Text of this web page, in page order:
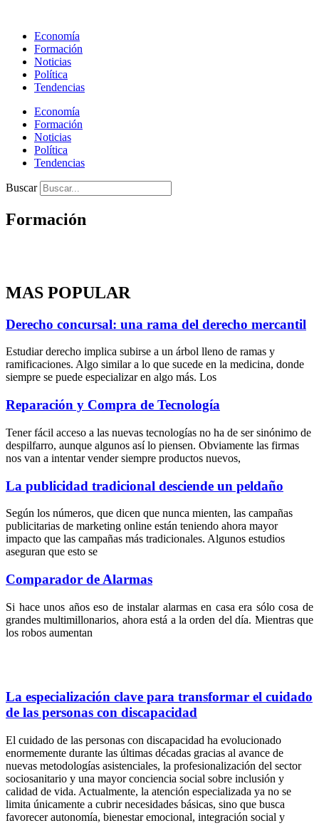
contenidoEconomía
Formación
Noticias
Política
Tendencias
Economía
Formación
Noticias
Política
Tendencias
Buscar
Formación
MAS POPULAR
Derecho concursal: una rama del derecho mercantil
Estudiar derecho implica subirse a un árbol lleno de ramas y
ramificaciones. Algo similar a lo que sucede en la medicina, donde
siempre se puede especializar en algo más. Los
Reparación y Compra de Tecnología
Tener fácil acceso a las nuevas tecnologías no ha de ser sinónimo de
despilfarro, aunque algunos así lo piensen. Obviamente las firmas
nos van a intentar vender siempre productos nuevos,
La publicidad tradicional desciende un peldaño
Según los números, que dicen que nunca mienten, las campañas
publicitarias de marketing online están teniendo ahora mayor
impacto que las campañas más tradicionales. Algunos estudios
aseguran que esto se
Comparador de Alarmas
Si hace unos años eso de instalar alarmas en casa era sólo cosa de
grandes multimillonarios, ahora está a la orden del día. Mientras que
los robos aumentan
La especialización clave para transformar el cuidado
de las personas con discapacidad
El cuidado de las personas con discapacidad ha evolucionado
enormemente durante las últimas décadas gracias al avance de
nuevas metodologías asistenciales, la profesionalización del sector
sociosanitario y una mayor conciencia social sobre inclusión y
calidad de vida. Actualmente, la atención especializada ya no se
limita únicamente a cubrir necesidades básicas, sino que busca
favorecer autonomía, bienestar emocional, integración social y